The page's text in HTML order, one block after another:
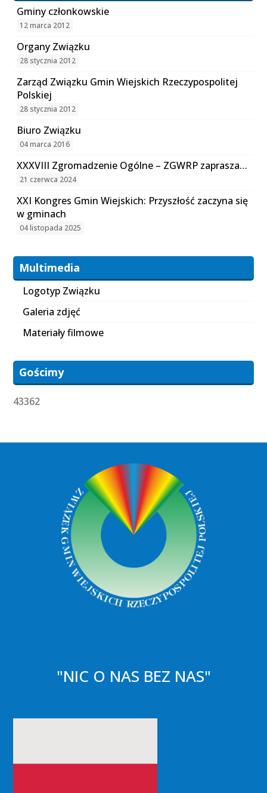
Gminy członkowskie
12 marca 2012
Organy Związku
28 stycznia 2012
Zarząd Związku Gmin Wiejskich Rzeczypospolitej
Polskiej
28 stycznia 2012
Biuro Związku
04 marca 2016
XXXVIII Zgromadzenie Ogólne – ZGWRP zaprasza…
21 czerwca 2024
XXI Kongres Gmin Wiejskich: Przyszłość zaczyna się
w gminach
04 listopada 2025
Multimedia
Logotyp Związku
Galeria zdjęć
Materiały filmowe
Gościmy
43362
"NIC O NAS BEZ NAS"